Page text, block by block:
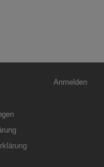
Benutzermenü
Anmelden